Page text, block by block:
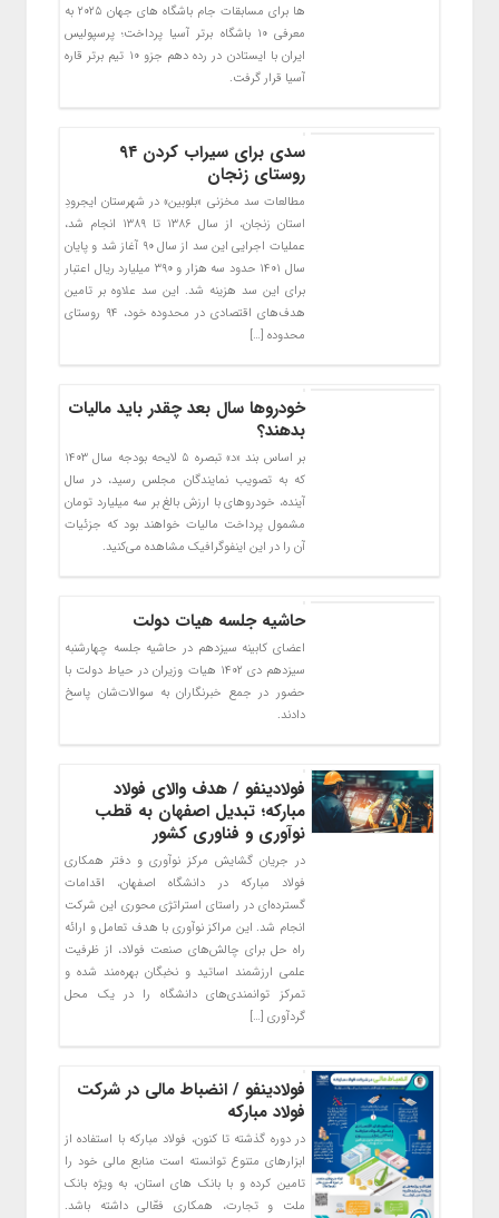
ها برای مسابقات جام باشگاه های جهان ۲۰۲۵ به
معرفی ۱۰ باشگاه برتر آسیا پرداخت؛ پرسپولیس
ایران با ایستادن در رده دهم جزو ۱۰ تیم برتر قاره
آسیا قرار گرفت.
سدی برای سیراب کردن ۹۴
روستای زنجان
مطالعات سد مخزنی «بلوبین» در شهرستان ایجرودِ
استان زنجان، از سال ۱۳۸۶ تا ۱۳۸۹ انجام شد،
عملیات اجرایی این سد از سال ۹۰ آغاز شد و پایان
سال ۱۴۰۱ حدود سه هزار و ۳۹۰ میلیارد ریال اعتبار
برای این سد هزینه شد. این سد علاوه بر تامین
هدف‌های اقتصادی در محدوده خود، ۹۴ روستای
محدوده […]
خودروها سال بعد چقدر باید مالیات
بدهند؟
بر اساس بند «د» تبصره ۵ لایحه بودجه سال ١۴٠٣
که به تصویب نمایندگان مجلس رسید، در سال
آینده، خودروهای با ارزش بالغ بر سه میلیارد تومان
مشمول پرداخت مالیات خواهند بود که جزئیات
آن را در این اینفوگرافیک مشاهده می‌کنید.
حاشیه جلسه هیات دولت
اعضای کابینه سیزدهم در حاشیه جلسه چهارشنبه
سیزدهم دی ۱۴۰۲ هیات وزیران در حیاط دولت با
حضور در جمع خبرنگاران به سوالات‌شان پاسخ
دادند.
فولادینفو / هدف والای فولاد
مبارکه؛ تبدیل اصفهان به قطب
نوآوری و فناوری کشور
در جریان گشایش مرکز نوآوری و دفتر همکاری
فولاد مبارکه در دانشگاه اصفهان، اقدامات
گسترده‌ای در راستای استراتژی محوری این شرکت
انجام شد. این مراکز نوآوری با هدف تعامل و ارائه
راه حل برای چالش‌های صنعت فولاد، از ظرفیت
علمی ارزشمند اساتید و نخبگان بهره‌مند شده و
تمرکز توانمندی‌های دانشگاه را در یک محل
گردآوری […]
فولادینفو / انضباط مالی در شرکت
فولاد مبارکه
در دوره گذشته تا کنون، فولاد مبارکه با استفاده از
ابزارهای متنوع توانسته است منابع مالی خود را
تامین کرده و با بانک های استان، به ویژه بانک
ملت و تجارت، همکاری فعّالی داشته باشد.